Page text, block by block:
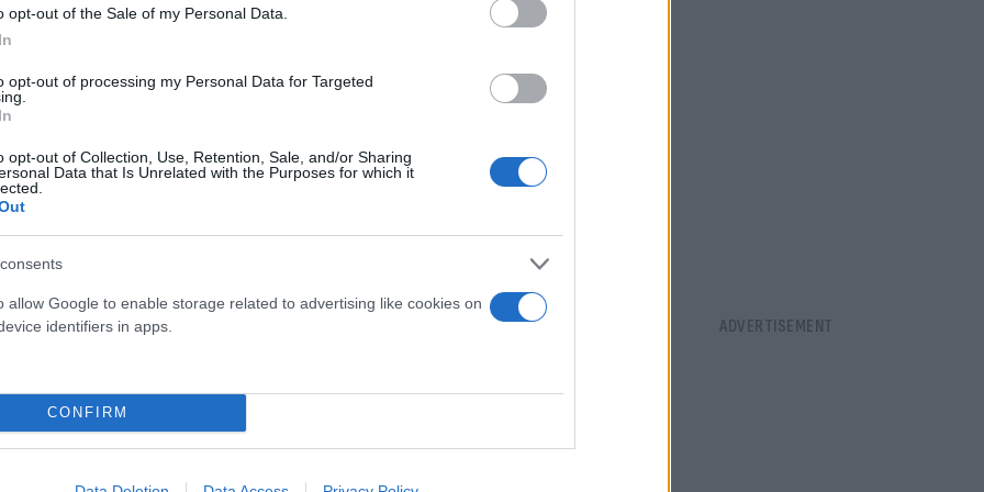
opt-out of the Sale of my Personal Data.
opt-out of processing my Personal Data for Targeted
opt-out of Collection, Use, Retention, Sale, and/or Sharing
Data that Is Unrelated with the Purposes for which it
allow Google to enable storage related to advertising like cookies on
identifiers in apps.
CONFIRM
προς το τέλος αυτής της χρονιάς και ίσως τους πρώτους
πιο έγκυρες, σχετικά με αυτήν την εξέλιξη», σημείωσε.
υψηλότερες θερμοκρασίες»
οι εποχικές προγνώσεις για το προσεχές
θα είναι αρκετά υψηλότερες από τις κανονικές για την εποχή.
τα τελευταία χρόνια», είπε.